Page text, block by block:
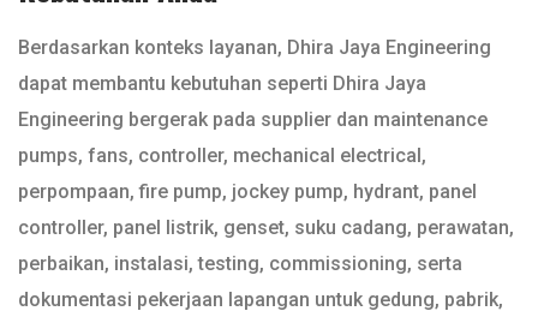
Berdasarkan konteks layanan, Dhira Jaya Engineering
dapat membantu kebutuhan seperti Dhira Jaya
Engineering bergerak pada supplier dan maintenance
pumps, fans, controller, mechanical electrical,
perpompaan, fire pump, jockey pump, hydrant, panel
controller, panel listrik, genset, suku cadang, perawatan,
perbaikan, instalasi, testing, commissioning, serta
dokumentasi pekerjaan lapangan untuk gedung, pabrik,